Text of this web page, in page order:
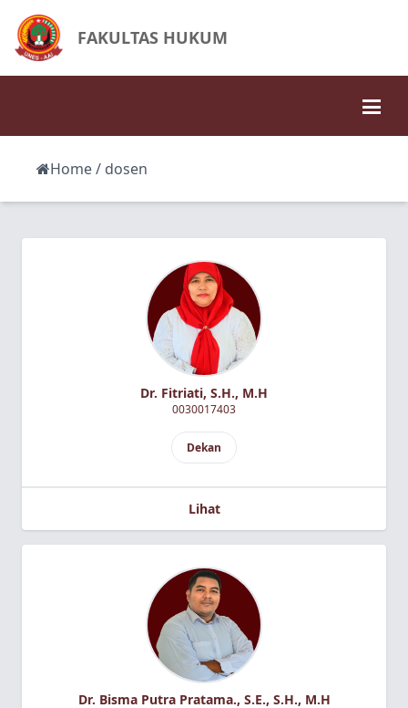
FAKULTAS HUKUM
Home/ dosen
Dr. Fitriati, S.H., M.H
0030017403
Dekan
Lihat
Dr. Bisma Putra Pratama., S.E., S.H., M.H